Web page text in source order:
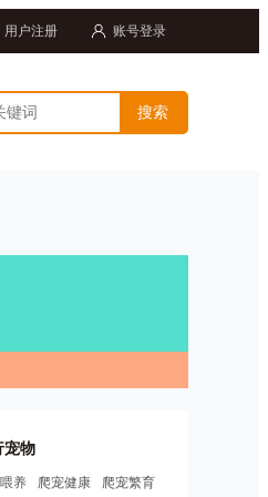
用户注册 账号登录
宠物
养 爬宠健康 爬宠繁育